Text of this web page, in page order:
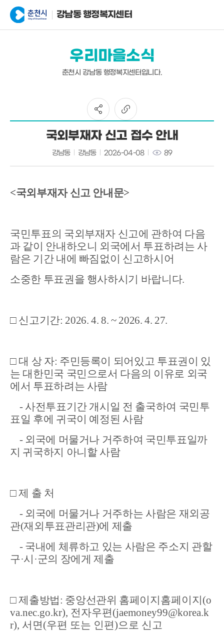
강남동 행정복지센터
우리마을소식
춘천시 강남동 행정복지센터입니다.
국외부재자 신고 접수 안내
강남동 강남동 2026-04-08 89
<국외부재자 신고 안내문>
국민투표의 국외부재자 신고에 관하여 다음
과 같이 안내하오니 외국에서 투표하려는 사
람은 기간 내에 빠짐없이 신고하시어
소중한 투표권을 행사하시기 바랍니다.
□ 신고기간: 2026. 4. 8. ~ 2026. 4. 27.
□ 대 상 자: 주민등록이 되어있고 투표권이 있
는 대한민국 국민으로서 다음의 이유로 외국
에서 투표하려는 사람
- 사전투표기간 개시일 전 출국하여 국민투
표일 후에 귀국이 예정된 사람
- 외국에 머물거나 거주하여 국민투표일까
지 귀국하지 아니할 사람
□ 제 출 처
- 외국에 머물거나 거주하는 사람은 재외공
관(재외투표관리관)에 제출
- 국내에 체류하고 있는 사람은 주소지 관할
구·시 ·군의 장에게 제출
□ 제출방법: 중앙선관위 홈페이지 홈페이지 (o
va.nec.go.kr), 전자우편(jaemoney99@korea.k
r), 서면(우편 또는 인편)으로 신고